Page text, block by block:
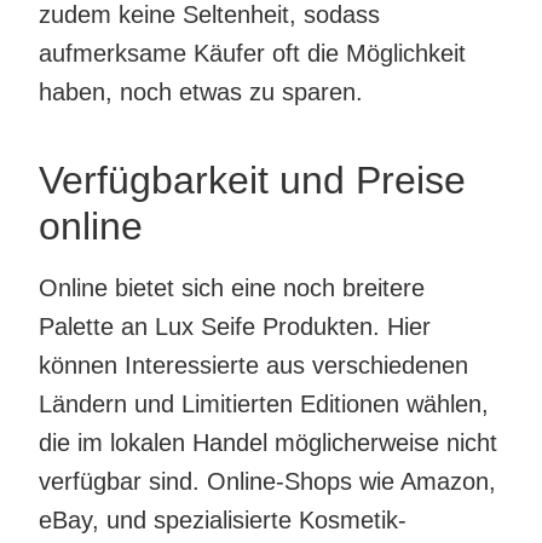
zudem keine Seltenheit, sodass
aufmerksame Käufer oft die Möglichkeit
haben, noch etwas zu sparen.
Verfügbarkeit und Preise
online
Online bietet sich eine noch breitere
Palette an Lux Seife Produkten. Hier
können Interessierte aus verschiedenen
Ländern und Limitierten Editionen wählen,
die im lokalen Handel möglicherweise nicht
verfügbar sind. Online-Shops wie Amazon,
eBay, und spezialisierte Kosmetik-